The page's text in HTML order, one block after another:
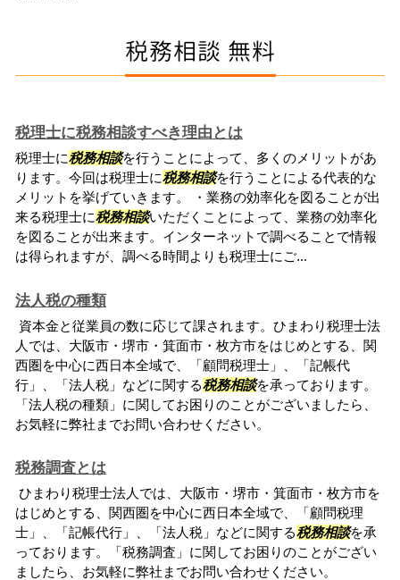
税務相談 無料
税理士に税務相談すべき理由とは
税理士に税務相談を行うことによって、多くのメリットがあ
ります。今回は税理士に税務相談を行うことによる代表的な
メリットを挙げていきます。 ・業務の効率化を図ることが出
来る税理士に税務相談いただくことによって、業務の効率化
を図ることが出来ます。インターネットで調べることで情報
は得られますが、調べる時間よりも税理士にご...
法人税の種類
資本金と従業員の数に応じて課されます。ひまわり税理士法
人では、大阪市・堺市・箕面市・枚方市をはじめとする、関
西圏を中心に西日本全域で、「顧問税理士」、「記帳代
行」、「法人税」などに関する税務相談を承っております。
「法人税の種類」に関してお困りのことがございましたら、
お気軽に弊社までお問い合わせください。
税務調査とは
ひまわり税理士法人では、大阪市・堺市・箕面市・枚方市を
はじめとする、関西圏を中心に西日本全域で、「顧問税理
士」、「記帳代行」、「法人税」などに関する税務相談を承
っております。「税務調査」に関してお困りのことがござい
ましたら、お気軽に弊社までお問い合わせください。